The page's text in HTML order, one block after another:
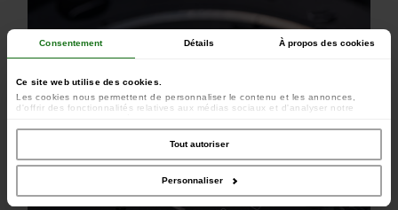
Consentement Détails À propos des cookies
Ce site web utilise des cookies.
Les cookies nous permettent de personnaliser le contenu et les annonces,
d'offrir des fonctionnalités relatives aux médias sociaux et d'analyser notre
avec nos partenaires de médias sociaux, de publicité et d'analyse, qui peuvent
combiner celles-ci avec d'autres informations que vous leur avez fournies ou
qu'ils ont collectées lors de votre utilisation de leurs services.
Tout autoriser
Personnaliser